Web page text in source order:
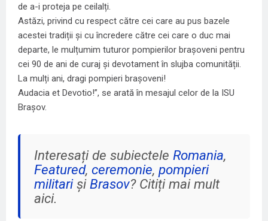
de a-i proteja pe ceilalți.
Astăzi, privind cu respect către cei care au pus bazele
acestei tradiții și cu încredere către cei care o duc mai
departe, le mulțumim tuturor pompierilor brașoveni pentru
cei 90 de ani de curaj și devotament în slujba comunității.
La mulți ani, dragi pompieri brașoveni!
Audacia et Devotio!”, se arată în mesajul celor de la ISU
Brașov.
Interesați de subiectele Romania,
Featured, ceremonie, pompieri
militarișiBrasov? Citiți mai mult
aici.